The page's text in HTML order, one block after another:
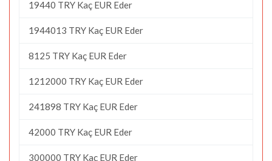
19440 TRY Kaç EUR Eder
1944013 TRY Kaç EUR Eder
8125 TRY Kaç EUR Eder
1212000 TRY Kaç EUR Eder
241898 TRY Kaç EUR Eder
42000 TRY Kaç EUR Eder
300000 TRY Kaç EUR Eder